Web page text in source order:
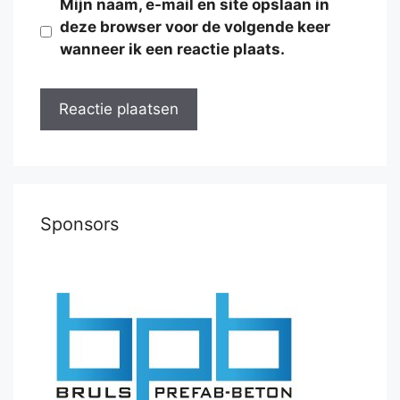
Mijn naam, e-mail en site opslaan in
deze browser voor de volgende keer
wanneer ik een reactie plaats.
Sponsors